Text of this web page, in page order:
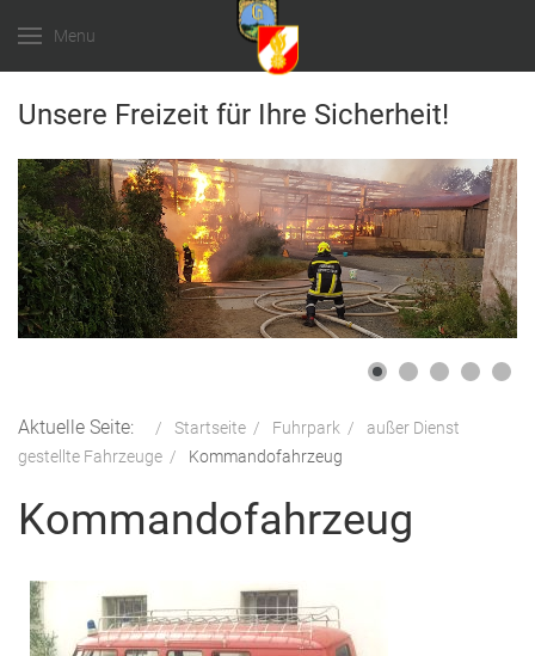
Menu
Unsere Freizeit für Ihre Sicherheit!
Aktuelle Seite: Startseite Fuhrpark
außer Dienst
gestellte Fahrzeuge
Kommandofahrzeug
Kommandofahrzeug